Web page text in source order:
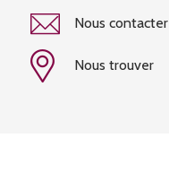
Nous contacter
Nous trouver